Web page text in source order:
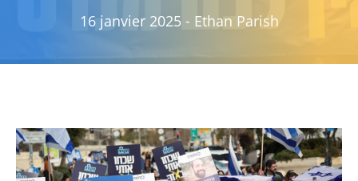
16 janvier 2025 - Ethan Parish